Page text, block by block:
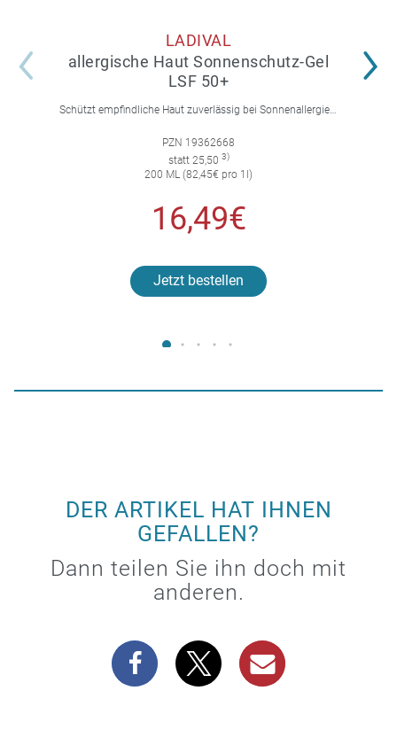
LADIVAL
allergische Haut Sonnenschutz-Gel
LSF 50+
PZN 19362668
statt 25,50 3)
200 ML (82,45€ pro 1l)
16,49€
Jetzt bestellen
DER ARTIKEL HAT IHNEN
GEFALLEN?
Dann teilen Sie ihn doch mit
anderen.